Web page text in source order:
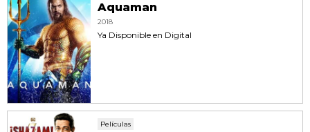
Aquaman
2018
Ya Disponible en Digital
Películas